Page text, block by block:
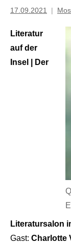
17.09.2021
Literatur
auf der
Insel | Der
Literatursalon
Gast: Charlotte